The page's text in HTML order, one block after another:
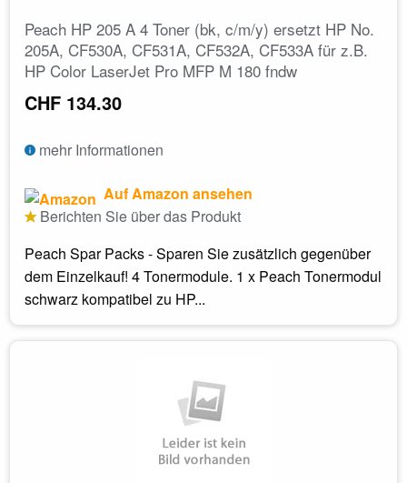
Peach HP 205 A 4 Toner (bk, c/m/y) ersetzt HP No.
205A, CF530A, CF531A, CF532A, CF533A für z.B.
HP Color LaserJet Pro MFP M 180 fndw
CHF 134.30
mehr Informationen
Auf Amazon ansehen
Berichten Sie über das Produkt
Peach Spar Packs - Sparen Sie zusätzlich gegenüber
dem Einzelkauf! 4 Tonermodule. 1 x Peach Tonermodul
schwarz kompatibel zu HP...